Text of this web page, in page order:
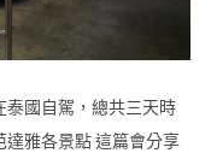
國自駕，總共三天時
達雅各景點 這篇會分享